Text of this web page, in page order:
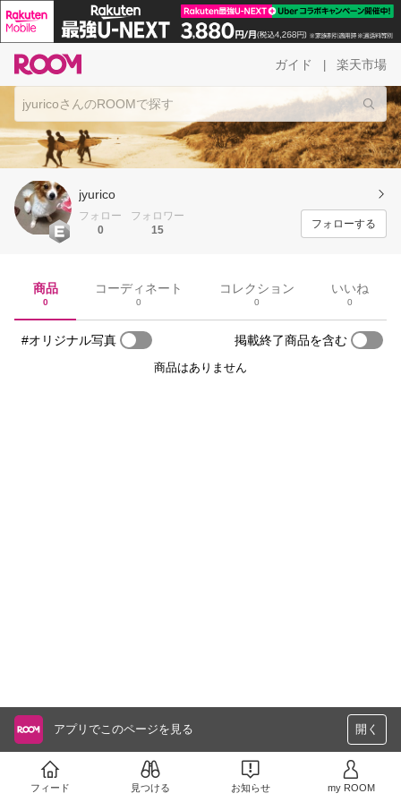
ガイド 楽天市場
jyurico
フォロー
0
フォロワー
15
フォローする
商品
0
コーディネート
0
コレクション
0
いいね
0
#オリジナル写真 掲載終了商品を含む
商品はありません
アプリでこのページを見る 開く
フィード 見つける お知らせ my ROOM